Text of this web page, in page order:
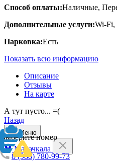
Способ оплаты:Наличные,
Дополнительные услуги:Wi-Fi,
Парковка:Есть
Показать всю информацию
Описание
Отзывы
На карте
А тут пусто... =(
Назад
Выберите номер
8 (988) 780-99-73
Меню
Махачкала